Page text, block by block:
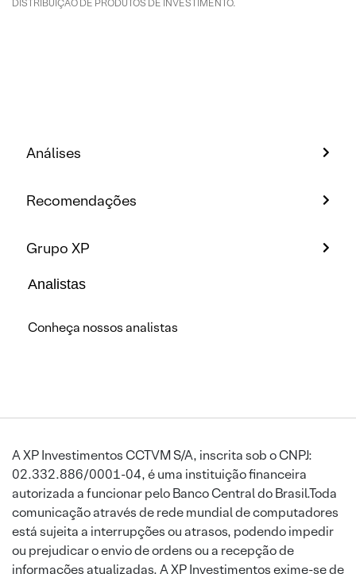
DISTRIBUIÇÃO DE PRODUTOS DE INVESTIMENTO.
Análises
Recomendações
Grupo XP
Analistas
Conheça nossos analistas
A XP Investimentos CCTVM S/A, inscrita sob o CNPJ:
02.332.886/0001-04, é uma instituição financeira
autorizada a funcionar pelo Banco Central do Brasil.Toda
comunicação através de rede mundial de computadores
está sujeita a interrupções ou atrasos, podendo impedir
ou prejudicar o envio de ordens ou a recepção de
informações atualizadas. A XP Investimentos exime-se de